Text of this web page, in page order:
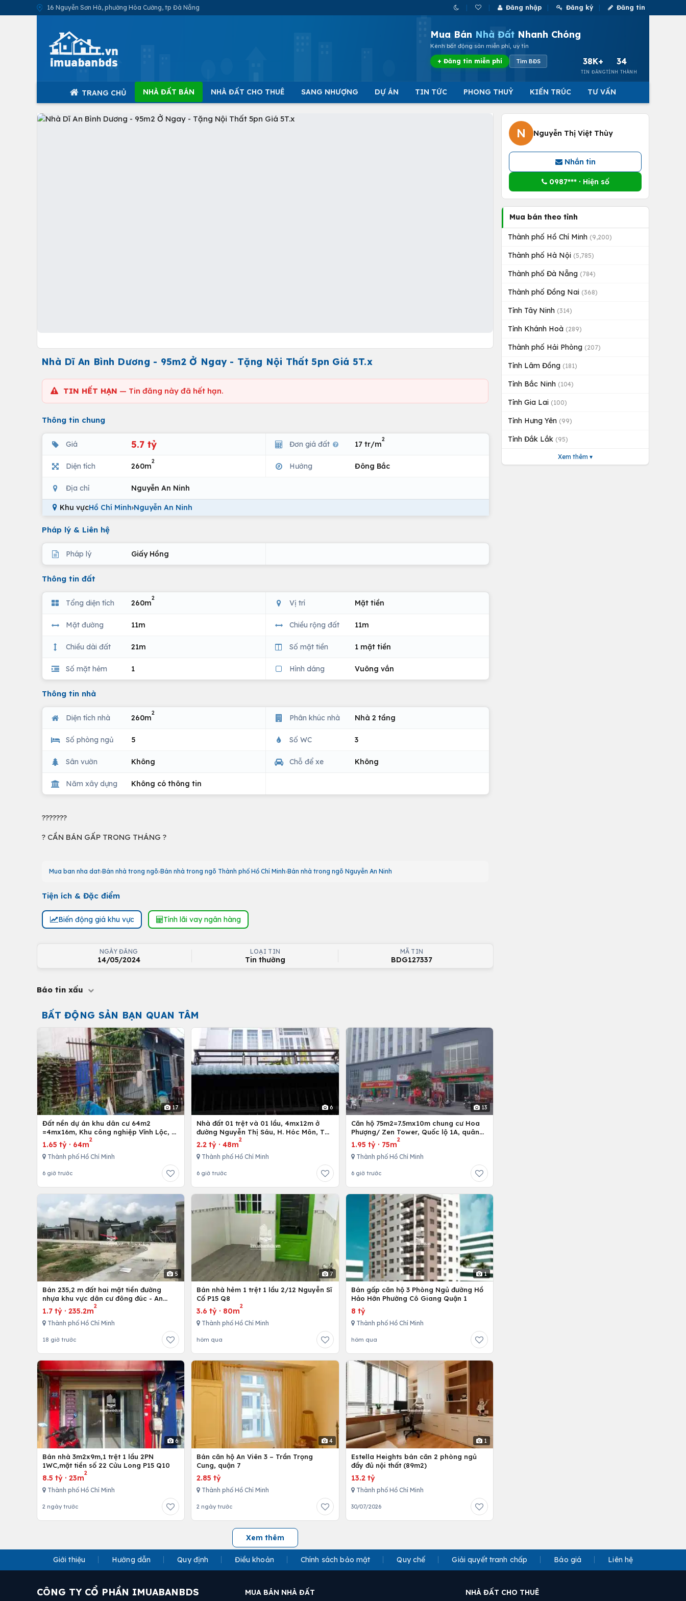
16 Nguyễn Sơn Hà, phường Hòa Cường, tp Đà Nẵng Đăng nhập Đăng ký Đăng tin
Mua Bán Nhà Đất Nhanh Chóng
Kênh bất động sản miễn phí, uy tín
+ Đăng tin miễn phí Tìm BĐS 38K+
TIN ĐĂNG
34
TỈNH THÀNH
TRANG CHỦ NHÀ ĐẤT BÁN NHÀ ĐẤT CHO THUÊ SANG NHƯỢNG DỰ ÁN TIN TỨC PHONG THUỶ KIẾN TRÚC TƯ VẤN
Nhà Dĩ An Bình Dương - 95m2 Ở Ngay - Tặng Nội Thất 5pn Giá 5T.x
TIN HẾT HẠN — Tin đăng này đã hết hạn.
Thông tin chung
Giá 5.7 tỷ Đơn giá đất 17 tr/m
2
Diện tích 260m
2
Hướng Đông Bắc
Địa chỉ Nguyễn An Ninh
Khu vựcHồ Chí Minh›Nguyễn An Ninh
Pháp lý & Liên hệ
Pháp lý Giấy Hồng
Thông tin đất
Tổng diện tích 260m
2
Vị trí Mặt tiền
Mặt đường 11m Chiều rộng đất 11m
Chiều dài đất 21m Số mặt tiền 1 mặt tiền
Số mặt hẻm 1 Hình dáng Vuông vắn
Thông tin nhà
Diện tích nhà 260m
2
Phân khúc nhà Nhà 2 tầng
Số phòng ngủ 5 Số WC 3
Sân vườn Không Chỗ để xe Không
Năm xây dựng Không có thông tin
???????
? CẦN BÁN GẤP TRONG THÁNG ?
Mua ban nha dat Bán nhà trong ngõ Bán nhà trong ngõ Thành phố Hồ Chí Minh Bán nhà trong ngõ Nguyễn An Ninh
Tiện ích & Đặc điểm
Biến động giá khu vực Tính lãi vay ngân hàng
NGÀY ĐĂNG
14/05/2024
LOẠI TIN
Tin thường
MÃ TIN
BDG127337
Báo tin xấu
BẤT ĐỘNG SẢN BẠN QUAN TÂM
17
Đất nền dự án khu dân cư 64m2
=4mx16m, Khu công nghiệp Vĩnh Lộc, H.
Bình Chánh, Tp. Hồ Chí Minh
1.65 tỷ · 64m
2
Thành phố Hồ Chí Minh
6 giờ trước
6
Nhà đất 01 trệt và 01 lầu, 4mx12m ở
đường Nguyễn Thị Sáu, H. Hóc Môn, Tp.
Hồ Chí Minh
2.2 tỷ ·48m
2
Thành phố Hồ Chí Minh
6 giờ trước
13
Căn hộ 75m2=7.5mx10m chung cư Hoa
Phượng/ Zen Tower, Quốc lộ 1A, quân
12,Tp. Hồ Chí Minh, Việt Nam
1.95 tỷ· 75m
2
Thành phố Hồ Chí Minh
6 giờ trước
5
Bán 235,2 m đất hai mặt tiền đường
nhựa khu vực dân cư đông đúc - An
nhứt-Long Điền - Bà Rịa
1.7 tỷ · 235.2m
2
Thành phố Hồ Chí Minh
18 giờ trước
7
Bán nhà hẻm 1 trệt 1 lầu 2/12 Nguyễn Sĩ
Cố P15 Q8
3.6 tỷ · 80m
2
Thành phố Hồ Chí Minh
hôm qua
1
Bán gấp căn hộ 3 Phòng Ngủ đường Hồ
Hảo Hớn Phường Cô Giang Quận 1
8 tỷ
Thành phố Hồ Chí Minh
hôm qua
6
Bán nhà 3m2x9m,1 trệt 1 lầu 2PN
1WC,mặt tiền số 22 Cửu Long P15 Q10
8.5 tỷ · 23m
2
Thành phố Hồ Chí Minh
2 ngày trước
4
Bán căn hộ An Viên 3 – Trần Trọng
Cung, quận 7
2.85 tỷ
Thành phố Hồ Chí Minh
2 ngày trước
1
Estella Heights bán căn 2 phòng ngủ
đầy đủ nội thất (89m2)
13.2 tỷ
Thành phố Hồ Chí Minh
30/07/2026
Xem thêm
N Nguyễn Thị Việt Thùy
Nhắn tin
0987*** · Hiện số
Mua bán theo tỉnh
Thành phố Hồ Chí Minh (9,200)
Thành phố Hà Nội (5,785)
Thành phố Đà Nẵng (784)
Thành phố Đồng Nai (368)
Tỉnh Tây Ninh (314)
Tỉnh Khánh Hoà (289)
Thành phố Hải Phòng (207)
Tỉnh Lâm Đồng (181)
Tỉnh Bắc Ninh (104)
Tỉnh Gia Lai (100)
Tỉnh Hưng Yên (99)
Tỉnh Đắk Lắk (95)
Xem thêm ▾
Giới thiệu Hướng dẫn Quy định Điều khoản Chính sách bảo mật Quy chế Giải quyết tranh chấp Báo giá Liên hệ
CÔNG TY CỔ PHẦN IMUABANBDS MUA BÁN NHÀ ĐẤT NHÀ ĐẤT CHO THUÊ